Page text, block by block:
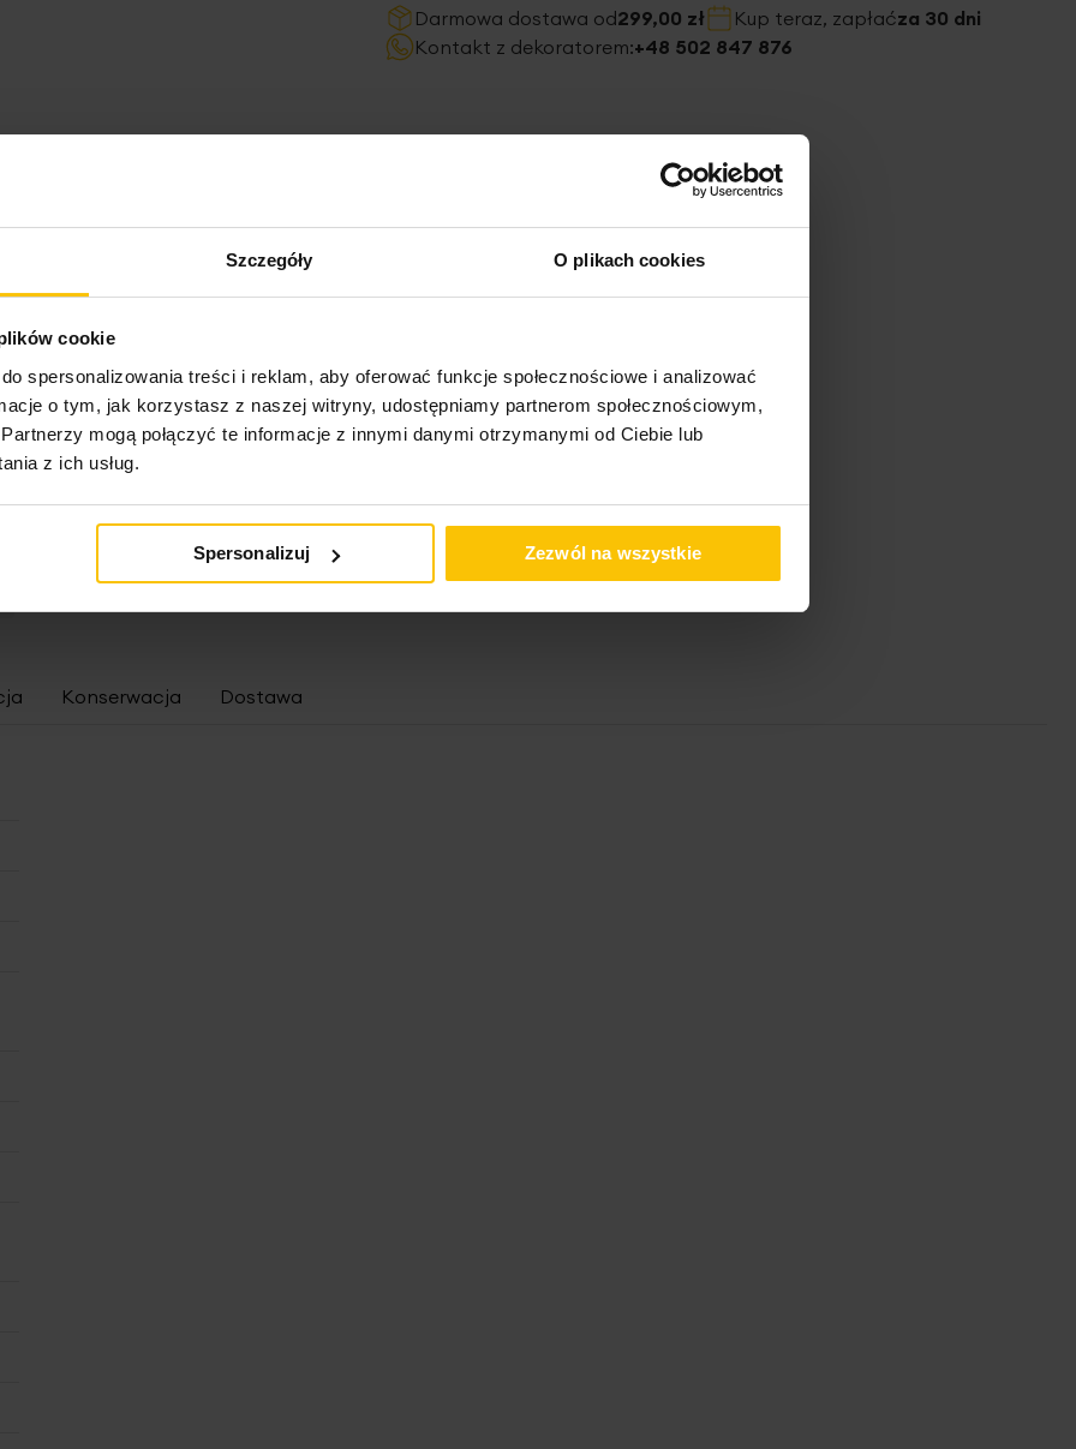
Szczegóły O plikach cookies
cookie
spersonalizowania treści i reklam, aby oferować funkcje społecznościowe i analizować
o tym, jak korzystasz z naszej witryny, udostępniamy partnerom społecznościowym,
mogą połączyć te informacje z innymi danymi otrzymanymi od Ciebie lub
z ich usług.
Spersonalizuj Zezwól na wszystkie
Darmowa dostawa od299,00 zł Kup teraz, zapłaćza 30 dni
Kontakt z dekoratorem:+48 502 847 876
Konserwacja Dostawa